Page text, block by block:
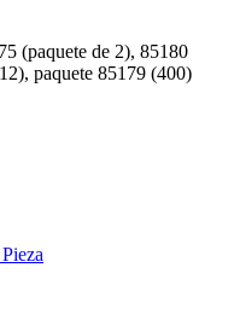
(paquete de 2), 85180
paquete 85179 (400)